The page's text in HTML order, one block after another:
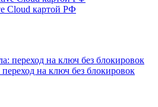
Cloud картой РФ
на ключ без блокировок